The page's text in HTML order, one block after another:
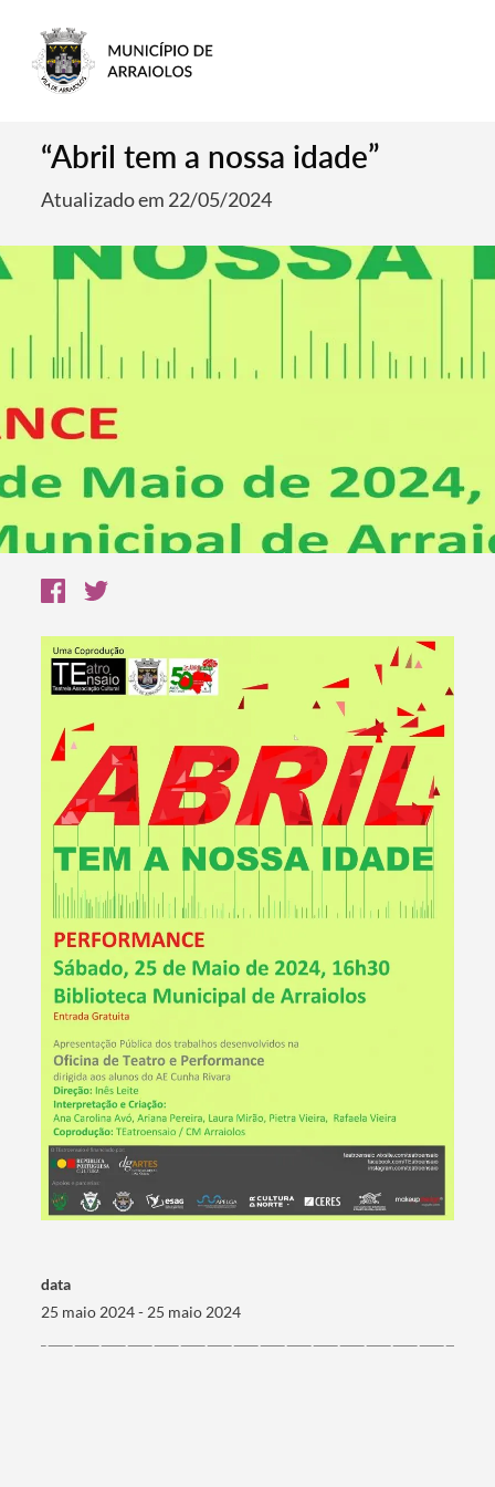
Termo de Pesquisa
“Abril tem a nossa idade”
Atualizado em 22/05/2024
data
25 maio 2024 - 25 maio 2024